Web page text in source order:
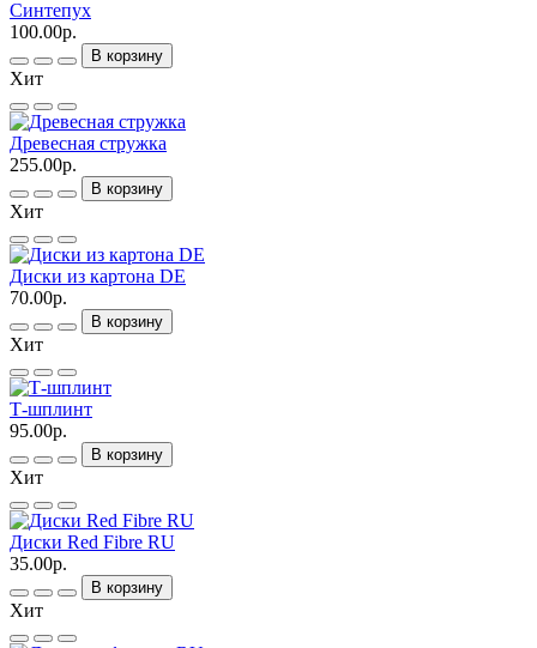
Синтепух
100.00р.
В корзину
Хит
Древесная стружка
255.00р.
В корзину
Хит
Диски из картона DE
70.00р.
В корзину
Хит
Т-шплинт
95.00р.
В корзину
Хит
Диски Red Fibre RU
35.00р.
В корзину
Хит